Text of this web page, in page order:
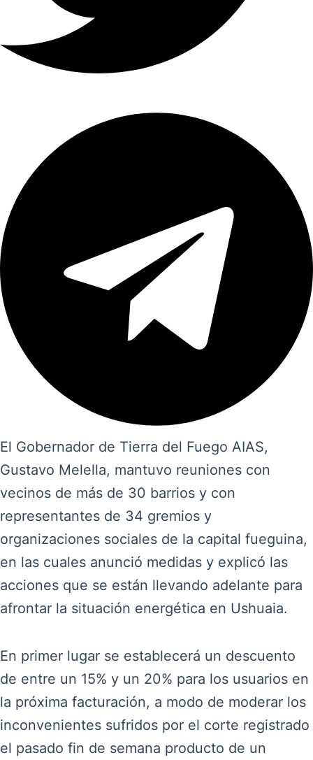
El Gobernador de Tierra del Fuego AIAS,
Gustavo Melella, mantuvo reuniones con
vecinos de más de 30 barrios y con
representantes de 34 gremios y
organizaciones sociales de la capital fueguina,
en las cuales anunció medidas y explicó las
acciones que se están llevando adelante para
afrontar la situación energética en Ushuaia.
En primer lugar se establecerá un descuento
de entre un 15% y un 20% para los usuarios en
la próxima facturación, a modo de moderar los
inconvenientes sufridos por el corte registrado
el pasado fin de semana producto de un